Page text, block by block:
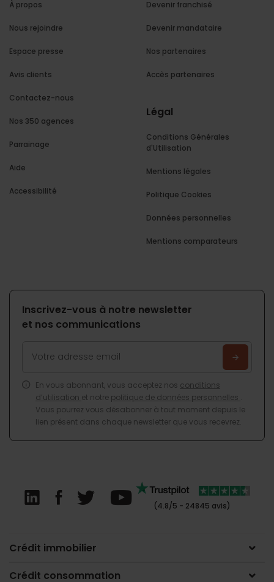
À propos
Nous rejoindre
Espace presse
Avis clients
Contactez-nous
Nos 350 agences
Parrainage
Aide
Accessibilité
Devenir franchisé
Devenir mandataire
Nos partenaires
Accès partenaires
Légal
Conditions Générales
d'Utilisation
Mentions légales
Politique Cookies
Données personnelles
Mentions comparateurs
Inscrivez-vous à notre newsletter
et nos communications
En vous abonnant, vous acceptez nos conditions
d’utilisation et notre politique de données personnelles
Vous pourrez vous désabonner à tout moment depuis le
lien présent dans chaque newsletter que vous recevrez.
(4.8/5 - 24845 avis)
Crédit immobilier
Crédit consommation